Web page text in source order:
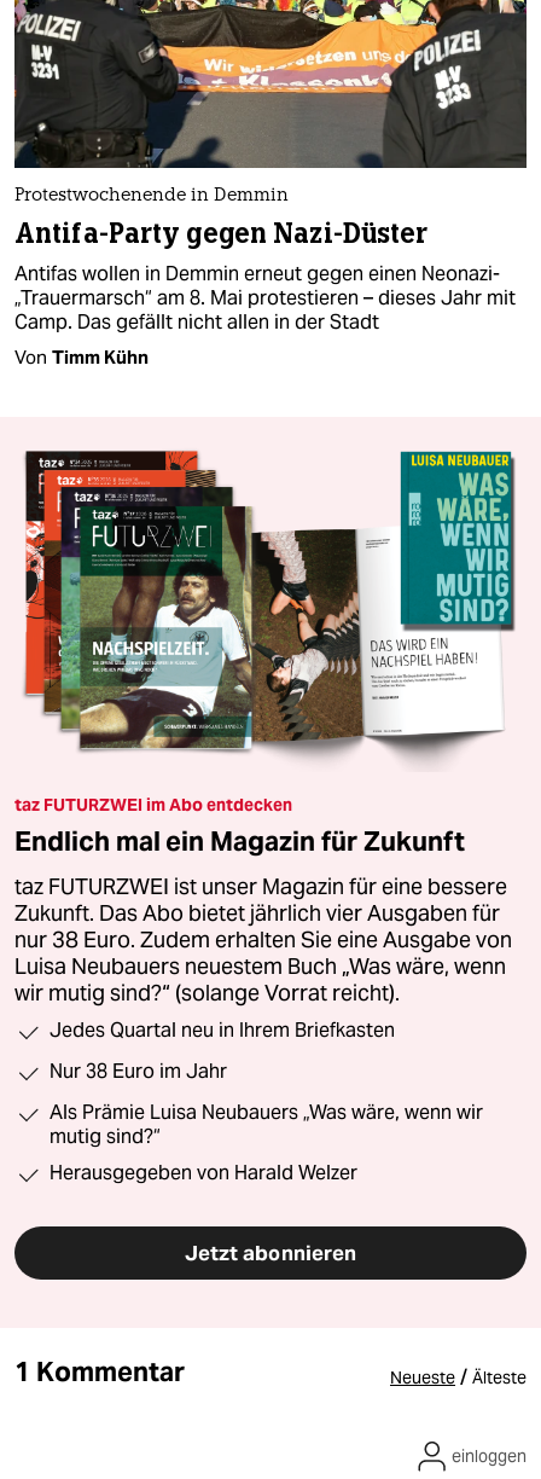
Protestwochenende in Demmin
Antifa-Party gegen Nazi-Düster
Antifas wollen in Demmin erneut gegen einen Neonazi-
„Trauermarsch“ am 8. Mai protestieren – dieses Jahr mit
Camp. Das gefällt nicht allen in der Stadt
Von Timm Kühn
taz FUTURZWEI im Abo entdecken
Endlich mal ein Magazin für Zukunft
taz FUTURZWEI ist unser Magazin für eine bessere
Zukunft. Das Abo bietet jährlich vier Ausgaben für
nur 38 Euro. Zudem erhalten Sie eine Ausgabe von
Luisa Neubauers neuestem Buch „Was wäre, wenn
wir mutig sind?“ (solange Vorrat reicht).
Jedes Quartal neu in Ihrem Briefkasten
Nur 38 Euro im Jahr
Als Prämie Luisa Neubauers „Was wäre, wenn wir
mutig sind?“
Herausgegeben von Harald Welzer
Jetzt abonnieren
1 Kommentar Neueste / Älteste
einloggen